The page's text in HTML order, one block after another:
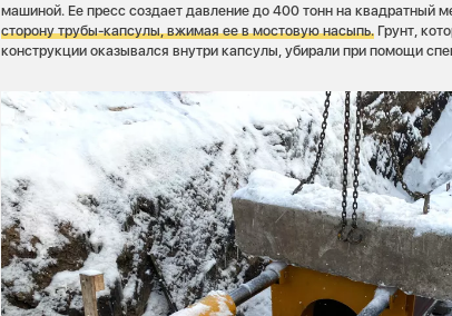
машиной. Ее пресс создает давление до 400 тонн на квадратный
сторону трубы-капсулы, вжимаяее в мостовую насыпь. Грунт,
конструкции оказывался внутри капсулы, убирали при помощи